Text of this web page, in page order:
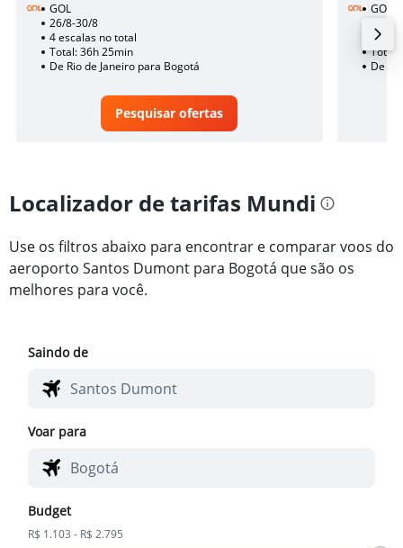
GOL
26/8-30/8
4 escalas no total
Total: 36h 25min
De Rio de Janeiro para Bogotá
Pesquisar ofertas
GOL
2
Total:
De
Localizador de tarifas Mundi
Use os filtros abaixo para encontrar e comparar voos do
aeroporto Santos Dumont para Bogotá que são os
melhores para você.
Saindo de
Voar para
Budget
R$ 1.103 - R$ 2.795